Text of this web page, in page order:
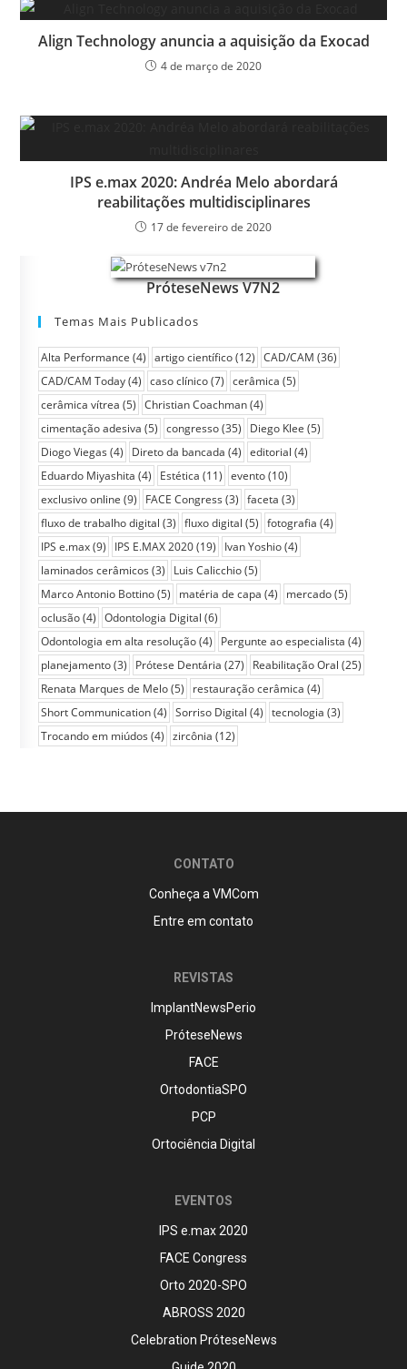
Align Technology anuncia a aquisição da Exocad
4 de março de 2020
IPS e.max 2020: Andréa Melo abordará
reabilitações multidisciplinares
17 de fevereiro de 2020
PróteseNews V7N2
Temas Mais Publicados
Alta Performance (4) artigo científico(12) CAD/CAM (36)
CAD/CAM Today(4) caso clínico(7) cerâmica (5)
cerâmica vítrea (5) Christian Coachman(4)
cimentação adesiva (5) congresso(35) Diego Klee (5)
Diogo Viegas (4) Direto da bancada (4) editorial (4)
Eduardo Miyashita (4) Estética (11) evento(10)
exclusivo online (9) FACE Congress (3) faceta (3)
fluxo de trabalho digital (3) fluxo digital (5) fotografia (4)
IPS e.max(9) IPS E.MAX 2020(19) Ivan Yoshio(4)
laminados cerâmicos (3) Luis Calicchio(5)
Marco Antonio Bottino(5) matéria de capa (4) mercado(5)
oclusão(4) Odontologia Digital (6)
Odontologia em alta resolução(4) Pergunte ao especialista (4)
planejamento(3) Prótese Dentária (27) Reabilitação Oral (25)
Renata Marques de Melo(5) restauração cerâmica (4)
Short Communication(4) Sorriso Digital (4) tecnologia (3)
Trocando em miúdos (4) zircônia (12)
CONTATO
Conheça a VMCom
Entre em contato
REVISTAS
ImplantNewsPerio
PróteseNews
FACE
OrtodontiaSPO
PCP
Ortociência Digital
EVENTOS
IPS e.max 2020
FACE Congress
Orto 2020-SPO
ABROSS 2020
Celebration PróteseNews